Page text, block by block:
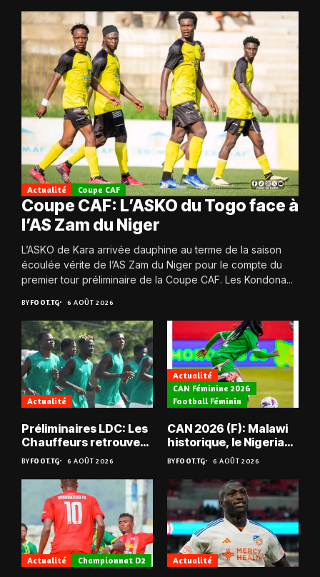
Actualité Coupe CAF
Coupe CAF: L’ASKO du Togo face à
l’AS Zam du Niger
L’ASKO de Kara arrivée dauphine au terme de la saison
écoulée vérite de l’AS Zam du Niger pour le compte du
premier tour préliminaire de la Coupe CAF. Les Kondona...
BYFOOT.TG 6 AOÛT 2026
Actualité
Préliminaires LDC: Les
Chauffeurs retrouvent
les Mimos
BYFOOT.TG 6 AOÛT 2026
Actualité
CAN Féminine 2026
Football Féminin
CAN 2026 (F): Malawi
historique, le Nigeria
sauvé, la Zambie
éliminée
BYFOOT.TG 6 AOÛT 2026
Actualité Championnat D2 Actualité